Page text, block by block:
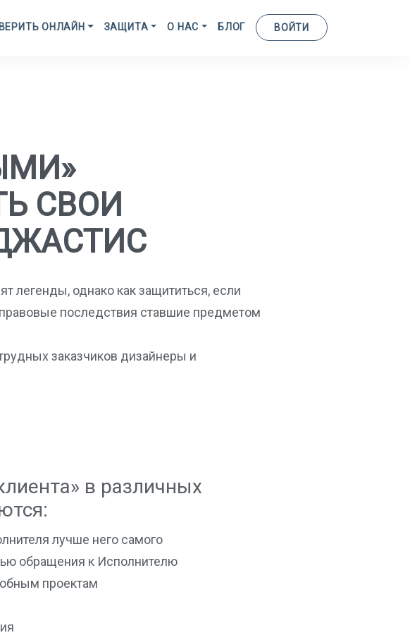
ОНЛАЙН ЗАЩИТА О НАС БЛОГ ВОЙТИ
СВОИ
легенды, однако как защититься, если
последствия ставшие предметом
заказчиков дизайнеры и
в различных
лучше него самого
обращения к Исполнителю
проектам